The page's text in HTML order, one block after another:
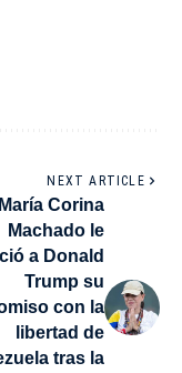
NEXT ARTICLE
María Corina
Machado le
a Donald
Trump su
con la
libertad de
tras la